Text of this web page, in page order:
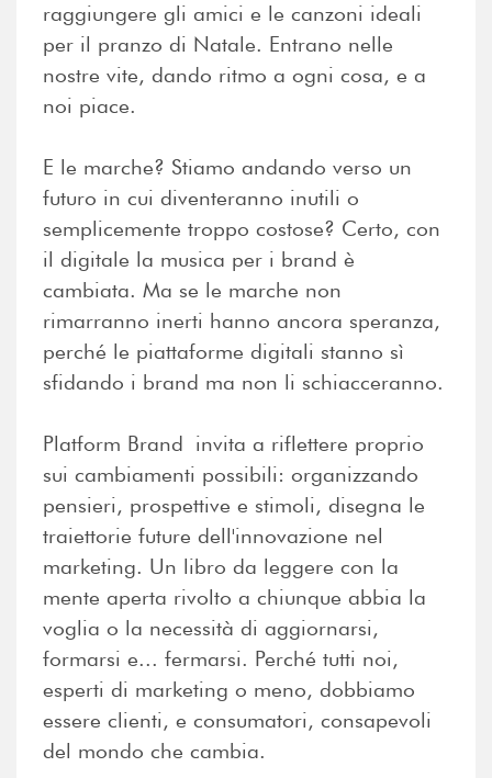
raggiungere gli amici e le canzoni ideali
per il pranzo di Natale. Entrano nelle
nostre vite, dando ritmo a ogni cosa, e a
noi piace.
E le marche? Stiamo andando verso un
futuro in cui diventeranno inutili o
semplicemente troppo costose? Certo, con
il digitale la musica per i brand è
cambiata. Ma se le marche non
rimarranno inerti hanno ancora speranza,
perché le piattaforme digitali stanno sì
sfidando i brand ma non li schiacceranno.
Platform Brand invita a riflettere proprio
sui cambiamenti possibili: organizzando
pensieri, prospettive e stimoli, disegna le
traiettorie future dell'innovazione nel
marketing. Un libro da leggere con la
mente aperta rivolto a chiunque abbia la
voglia o la necessità di aggiornarsi,
formarsi e... fermarsi. Perché tutti noi,
esperti di marketing o meno, dobbiamo
essere clienti, e consumatori, consapevoli
del mondo che cambia.